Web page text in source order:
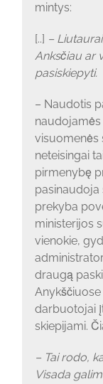
mintys:
[..] –
Anksčiau ar
pasiskiepyti.
– Naudotis
naudojamės
visuomenės
neteisingai
pirmenybę
pasinaudoja
prekyba
ministerijos
vienokie,
draugą
darbuotojai
skiepijami.
– Tai rodo,
Visada